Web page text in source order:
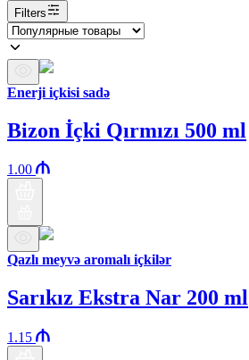
Filters
Enerji içkisi sadə
Bizon İçki Qırmızı 500 ml
1.00
Qazlı meyvə aromalı içkilər
Sarıkız Ekstra Nar 200 ml
1.15